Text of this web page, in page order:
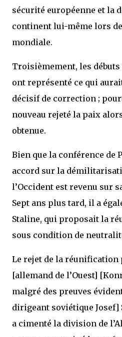
sécurité européenne et la
continent lui-même lors
mondiale.
Troisièmement, les
ont représenté ce qui
décisif de correction ;
nouveau rejeté la paix
obtenue.
Bien que la conférence de
accord sur la
l’Occident est revenu sur
Sept ans plus tard, il a
Staline, qui proposait la
sous condition de
Le rejet de la réunification
[allemand de l’Ouest]
malgré des preuves
dirigeant soviétique
a cimenté la division de